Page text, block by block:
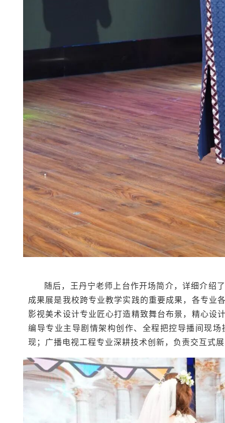
随后，王丹宁老师上台作开场简介，详细介绍
成果展是我校跨专业教学实践的重要成果，各专业
影视美术设计专业匠心打造精致舞台布景，精心设
编导专业主导剧情架构创作、全程把控导播间现
现；广播电视工程专业深耕技术创新，负责交互式